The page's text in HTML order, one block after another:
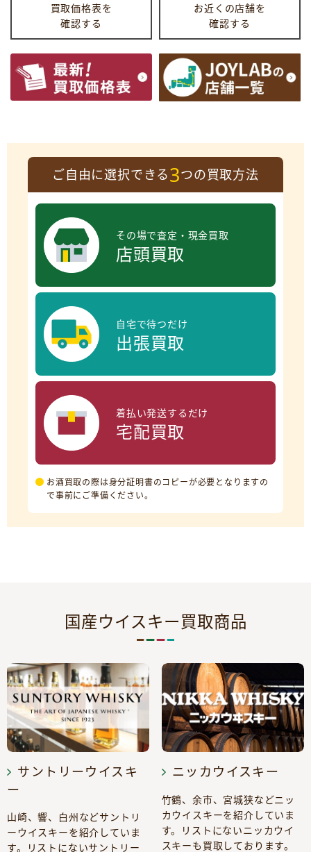
買取価格表を
確認する
お近くの店舗を
確認する
ご自由に選択できる3つの買取方法
その場で査定・現金買取
店頭買取
自宅で待つだけ
出張買取
着払い発送するだけ
宅配買取
お酒買取の際は身分証明書のコピーが必要となりますの
で事前にご準備ください。
国産ウイスキー買取商品
サントリーウイスキ
ー
山崎、響、白州などサントリ
ーウイスキーを紹介していま
す。リストにないサントリー
ニッカウイスキー
竹鶴、余市、宮城狭などニッ
カウイスキーを紹介していま
す。リストにないニッカウイ
スキーも買取しております。